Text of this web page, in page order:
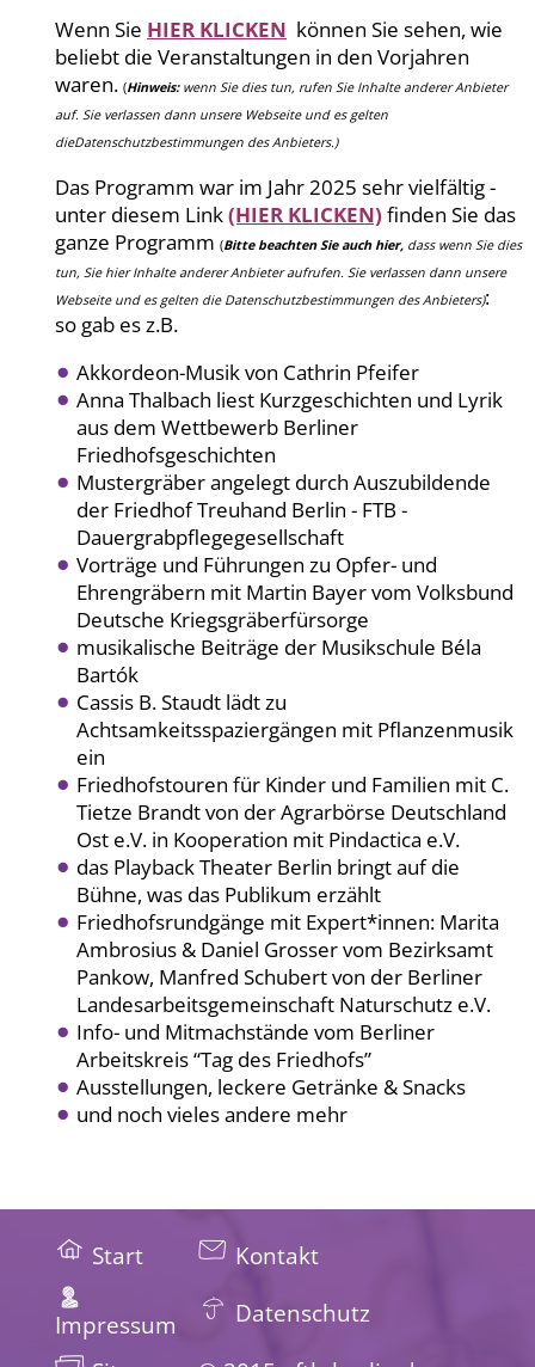
Wenn Sie HIER KLICKEN können Sie sehen, wie
beliebt die Veranstaltungen in den Vorjahren
waren. (Hinweis: wenn Sie dies tun, rufen Sie Inhalte anderer Anbieter
auf. Sie verlassen dann unsere Webseite und es gelten
dieDatenschutzbestimmungen des Anbieters.)
Das Programm war im Jahr 2025 sehr vielfältig -
unter diesem Link(HIER KLICKEN) finden Sie das
ganze Programm (Bitte beachten Sie auch hier, dass wenn Sie dies
tun, Sie hier Inhalte anderer Anbieter aufrufen. Sie verlassen dann unsere
Webseite und es gelten die Datenschutzbestimmungen des Anbieters):
so gab es z.B.
Akkordeon-Musik von Cathrin Pfeifer
Anna Thalbach liest Kurzgeschichten und Lyrik
aus dem Wettbewerb Berliner
Friedhofsgeschichten
Mustergräber angelegt durch Auszubildende
der Friedhof Treuhand Berlin - FTB -
Dauergrabpflegegesellschaft
Vorträge und Führungen zu Opfer- und
Ehrengräbern mit Martin Bayer vom Volksbund
Deutsche Kriegsgräberfürsorge
musikalische Beiträge der Musikschule Béla
Bartók
Cassis B. Staudt lädt zu
Achtsamkeitsspaziergängen mit Pflanzenmusik
ein
Friedhofstouren für Kinder und Familien mit C.
Tietze Brandt von der Agrarbörse Deutschland
Ost e.V. in Kooperation mit Pindactica e.V.
das Playback Theater Berlin bringt auf die
Bühne, was das Publikum erzählt
Friedhofsrundgänge mit Expert*innen: Marita
Ambrosius & Daniel Grosser vom Bezirksamt
Pankow, Manfred Schubert von der Berliner
Landesarbeitsgemeinschaft Naturschutz e.V.
Info- und Mitmachstände vom Berliner
Arbeitskreis “Tag des Friedhofs”
Ausstellungen, leckere Getränke & Snacks
und noch vieles andere mehr
Start Kontakt
Impressum
Datenschutz